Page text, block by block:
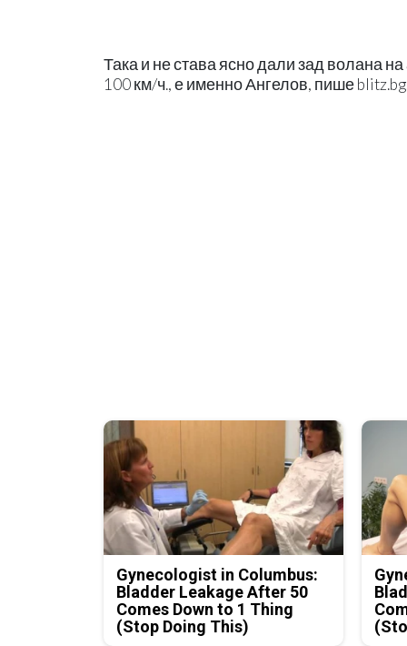
Така и не става ясно дали зад волана
100 км/ч., е именно Ангелов, пише
Gynecologist in Columbus:
Bladder Leakage After 50
Comes Down to 1 Thing
(Stop Doing This)